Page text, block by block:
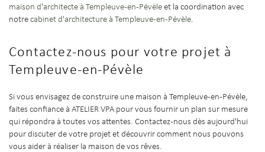
maison d'architecte à Templeuve-en-Pévèleet la coordination avec
notrecabinet d'architecture à Templeuve-en-Pévèle.
Contactez-nous pour votre projet à
Templeuve-en-Pévèle
Si vous envisagez de construire une maison à Templeuve-en-Pévèle,
faites confiance à ATELIER VPA pour vous fournir un plan sur mesure
qui répondra à toutes vos attentes. Contactez-nous dès aujourd'hui
pour discuter de votre projet et découvrir comment nous pouvons
vous aider à réaliser la maison de vos rêves.